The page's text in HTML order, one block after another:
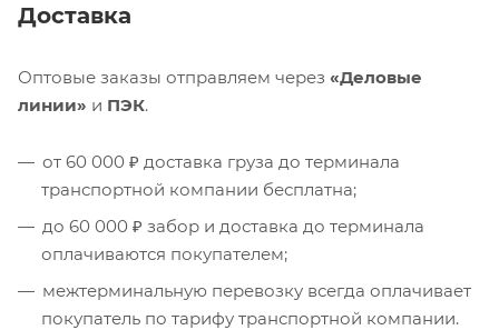
Доставка
Оптовые заказы отправляем через «Деловые
линии» и ПЭК.
от 60 000 ₽ доставка груза до терминала
транспортной компании бесплатна;
до 60 000 ₽ забор и доставка до терминала
оплачиваются покупателем;
межтерминальную перевозку всегда оплачивает
покупатель по тарифу транспортной компании.